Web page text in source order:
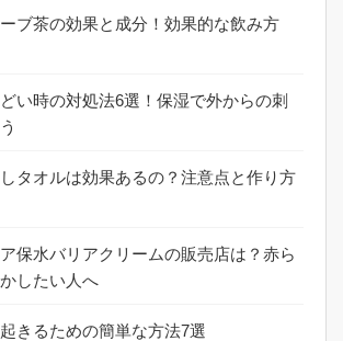
ブ茶の効果と成分！効果的な飲み方
い時の対処法6選！保湿で外からの刺
タオルは効果あるの？注意点と作り方
保水バリアクリームの販売店は？赤ら
したい人へ
きるための簡単な方法7選